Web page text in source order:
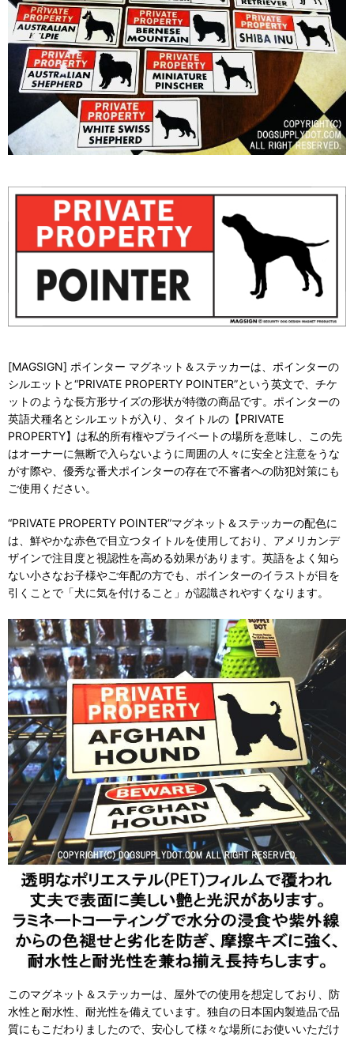
[MAGSIGN] ポインター マグネット＆ステッカーは、ポインターの
シルエットと“PRIVATE PROPERTY POINTER”という英文で、チケ
ットのような長方形サイズの形状が特徴の商品です。ポインターの
英語犬種名とシルエットが入り、タイトルの【PRIVATE
PROPERTY】は私的所有権やプライベートの場所を意味し、この先
はオーナーに無断で入らないように周囲の人々に安全と注意をうな
がす際や、優秀な番犬ポインターの存在で不審者への防犯対策にも
ご使用ください。
“PRIVATE PROPERTY POINTER”マグネット＆ステッカーの配色に
は、鮮やかな赤色で目立つタイトルを使用しており、アメリカンデ
ザインで注目度と視認性を高める効果があります。英語をよく知ら
ない小さなお子様やご年配の方でも、ポインターのイラストが目を
引くことで「犬に気を付けること」が認識されやすくなります。
このマグネット＆ステッカーは、屋外での使用を想定しており、防
水性と耐水性、耐光性を備えています。独自の日本国内製造品で品
質にもこだわりましたので、安心して様々な場所にお使いいただけ